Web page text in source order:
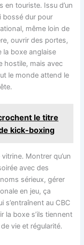
en touriste. Issu d’un
bossé dur pour
même loin de
ouvrir des portes,
la boxe anglaise
hostile, mais avec
le monde attend le
le titre
kick-boxing
Montrer qu’un
avec des
sérieux, gérer
en jeu, ça
s’entraînent au CBC
la boxe s’ils tiennent
vie et régularité.